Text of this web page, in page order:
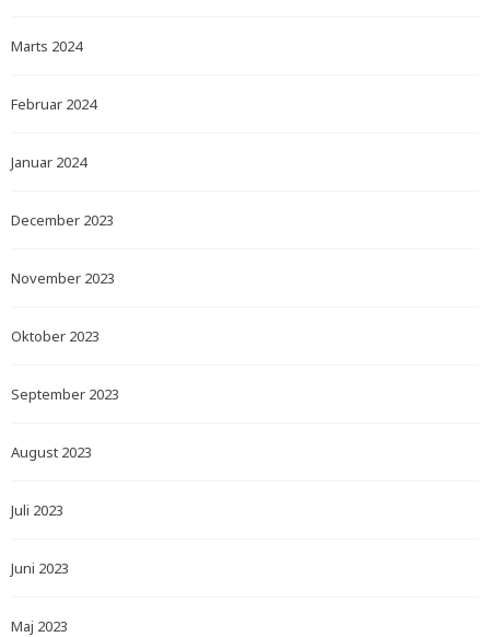
Marts 2024
Februar 2024
Januar 2024
December 2023
November 2023
Oktober 2023
September 2023
August 2023
Juli 2023
Juni 2023
Maj 2023